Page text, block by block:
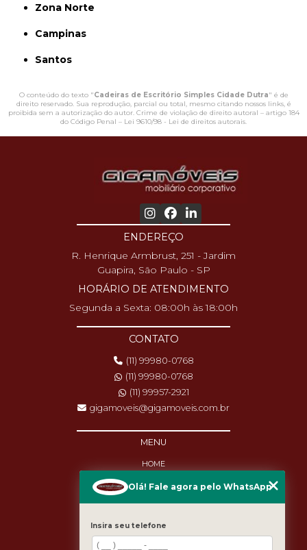
Zona Norte
Campinas
Santos
O conteúdo do texto "Cadeiras de Escritório Simples Cidade Dutra" é de
direito reservado. Sua reprodução, parcial ou total, mesmo citando nossos links, é
proibida sem a autorização do autor. Crime de violação de direito autoral – artigo 184
do Código Penal – Lei 9610/98 - Lei de direitos autorais.
ENDEREÇO
R. Henrique Armbrust, 251 - Jardim
Guapira, São Paulo - SP
HORÁRIO DE ATENDIMENTO
Segunda a Sexta: 08:00h às 18:00h
CONTATO
(11) 99980-0768
(11) 99980-0768
(11) 99957-2921
gigamoveis@gigamoveis.com.br
MENU
HOME
PRODUTOS
MANUTENÇÃO
CASES
Olá! Fale agora pelo WhatsApp
Insira seu telefone